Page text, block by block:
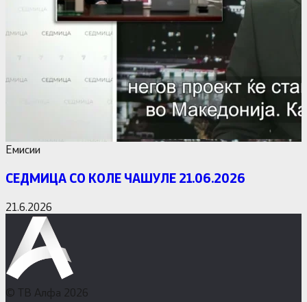
Емисии
СЕДМИЦА СО КОЛЕ ЧАШУЛЕ 21.06.2026
21.6.2026
© ТВ Алфа 2026